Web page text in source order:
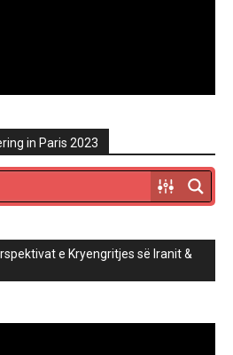
in Paris 2023
e Kryengritjes së Iranit &